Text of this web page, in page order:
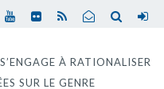
À RATIONALISER
SUR LE GENRE